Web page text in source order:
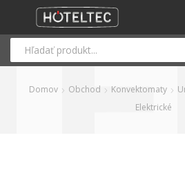
Domov Obchod Konvektomaty
Elektrické